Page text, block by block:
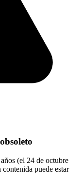
(el 24 de octubre
puede estar